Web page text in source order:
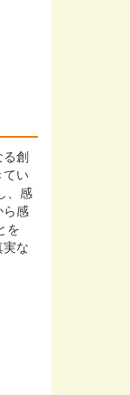
創
い
、感
ら感
を
な